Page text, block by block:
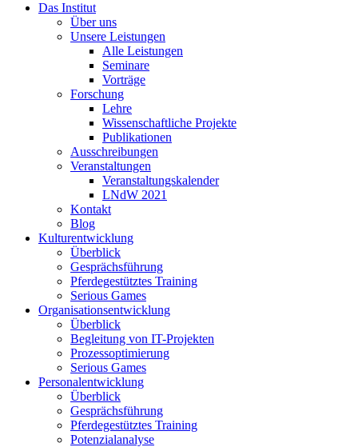
Das Institut
Über uns
Unsere Leistungen
Alle Leistungen
Seminare
Vorträge
Forschung
Lehre
Wissenschaftliche Projekte
Publikationen
Ausschreibungen
Veranstaltungen
Veranstaltungskalender
LNdW 2021
Kontakt
Blog
Kulturentwicklung
Überblick
Gesprächsführung
Pferdegestütztes Training
Serious Games
Organisationsentwicklung
Überblick
Begleitung von IT-Projekten
Prozessoptimierung
Serious Games
Personalentwicklung
Überblick
Gesprächsführung
Pferdegestütztes Training
Potenzialanalyse